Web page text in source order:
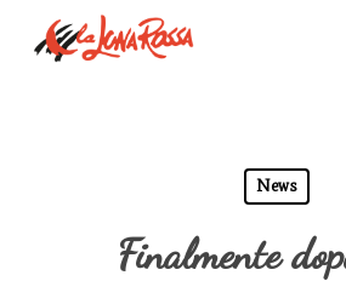
News
Finalmente